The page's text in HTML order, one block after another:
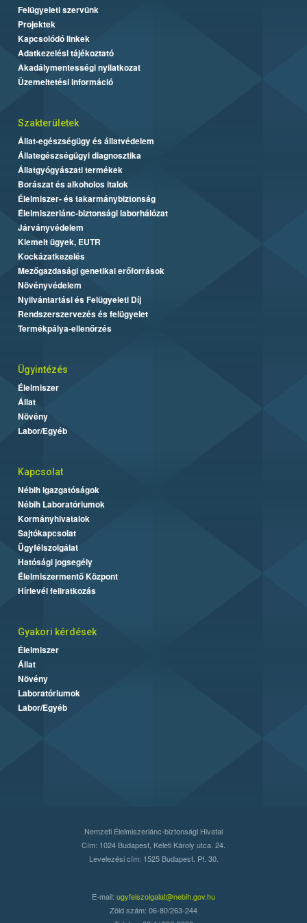
Felügyeleti szervünk
Projektek
Kapcsolódó linkek
Adatkezelési tájékoztató
Akadálymentességi nyilatkozat
Üzemeltetési információ
Szakterületek
Állat-egészségügy és állatvédelem
Állategészségügyi diagnosztika
Állatgyógyászati termékek
Borászat és alkoholos italok
Élelmiszer- és takarmánybiztonság
Élelmiszerlánc-biztonsági laborhálózat
Járványvédelem
Kiemelt ügyek, EUTR
Kockázatkezelés
Mezőgazdasági genetikai erőforrások
Növényvédelem
Nyilvántartási és Felügyeleti Díj
Rendszerszervezés és felügyelet
Termékpálya-ellenőrzés
Ügyintézés
Élelmiszer
Állat
Növény
Labor/Egyéb
Kapcsolat
Nébih Igazgatóságok
Nébih Laboratóriumok
Kormányhivatalok
Sajtókapcsolat
Ügyfélszolgálat
Hatósági jogsegély
Élelmiszermentő Központ
Hírlevél feliratkozás
Gyakori kérdések
Élelmiszer
Állat
Növény
Laboratóriumok
Labor/Egyéb
Nemzeti Élelmiszerlánc-biztonsági Hivatal
Cím: 1024 Budapest, Keleti Károly utca. 24.
Levelezési cím: 1525 Budapest. Pf. 30.
E-mail: ugyfelszolgalat@nebih.gov.hu
Zöld szám: 06-80/263-244